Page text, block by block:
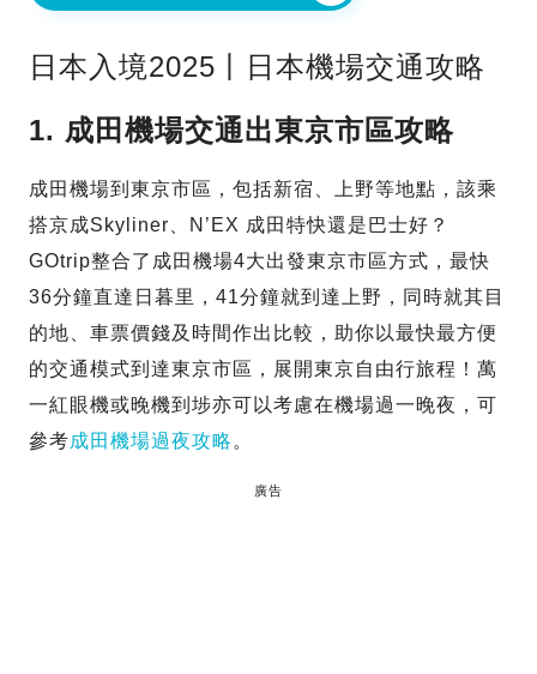
日本入境2025丨日本機場交通攻略
1. 成田機場交通出東京市區攻略
成田機場到東京市區，包括新宿、上野等地點，該乘
搭京成Skyliner、N’EX 成田特快還是巴士好？
GOtrip整合了成田機場4大出發東京市區方式，最快
36分鐘直達日暮里，41分鐘就到達上野，同時就其目
的地、車票價錢及時間作出比較，助你以最快最方便
的交通模式到達東京市區，展開東京自由行旅程！萬
一紅眼機或晚機到埗亦可以考慮在機場過一晚夜，可
參考成田機場過夜攻略 。
廣告